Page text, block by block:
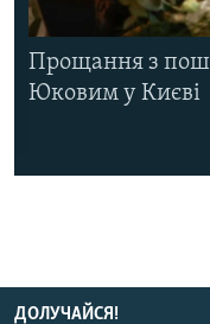
Прощання з
Юковим у Києві
ДОЛУЧАЙСЯ!